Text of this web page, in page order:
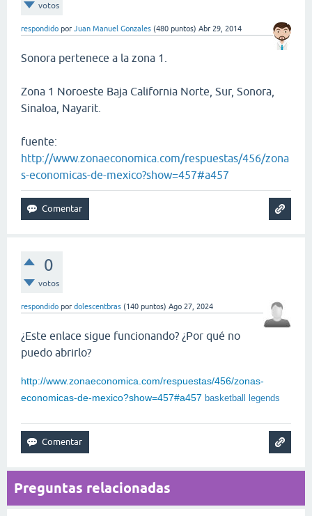
votos
respondido por Juan Manuel Gonzales (480 puntos) Abr 29, 2014
Sonora pertenece a la zona 1.
Zona 1 Noroeste Baja California Norte, Sur, Sonora,
Sinaloa, Nayarit.
fuente:
http://www.zonaeconomica.com/respuestas/456/zona
s-economicas-de-mexico?show=457#a457
0
votos
respondido por dolescentbras (140 puntos) Ago 27, 2024
¿Este enlace sigue funcionando? ¿Por qué no
puedo abrirlo?
http://www.zonaeconomica.com/respuestas/456/zonas-
economicas-de-mexico?show=457#a457 basketball legends
Preguntas relacionadas